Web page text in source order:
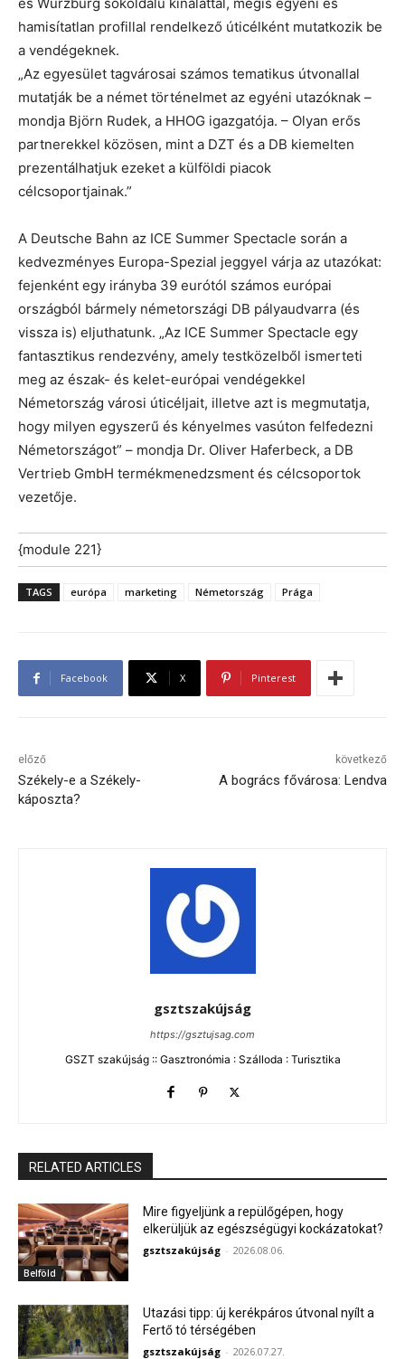
hamisítatlan profillal rendelkező úticélként mutatkozik be
a vendégeknek.
„Az egyesület tagvárosai számos tematikus útvonallal
mutatják be a német történelmet az egyéni utazóknak –
mondja Björn Rudek, a HHOG igazgatója. – Olyan erős
partnerekkel közösen, mint a DZT és a DB kiemelten
prezentálhatjuk ezeket a külföldi piacok
célcsoportjainak.”
A Deutsche Bahn az ICE Summer Spectacle során a
kedvezményes Europa-Spezial jeggyel várja az utazókat:
fejenként egy irányba 39 eurótól számos európai
országból bármely németországi DB pályaudvarra (és
vissza is) eljuthatunk. „Az ICE Summer Spectacle egy
fantasztikus rendezvény, amely testközelből ismerteti
meg az észak- és kelet-európai vendégekkel
Németország városi úticéljait, illetve azt is megmutatja,
hogy milyen egyszerű és kényelmes vasúton felfedezni
Németországot” – mondja Dr. Oliver Haferbeck, a DB
Vertrieb GmbH termékmenedzsment és célcsoportok
vezetője.
{module 221}
TAGS európa marketing Németország Prága
Facebook X Pinterest
előző
Székely-e a Székely-
káposzta?
következő
A bogrács fővárosa: Lendva
gsztszakújság
https://gsztujsag.com
GSZT szakújság :: Gasztronómia : Szálloda : Turisztika
RELATED ARTICLES
Belföld
Mire figyeljünk a repülőgépen, hogy
elkerüljük az egészségügyi kockázatokat?
gsztszakújság - 2026.08.06.
Utazási tipp: új kerékpáros útvonal nyílt a
Fertő tó térségében
gsztszakújság - 2026.07.27.